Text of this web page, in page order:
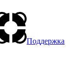
Поддержка